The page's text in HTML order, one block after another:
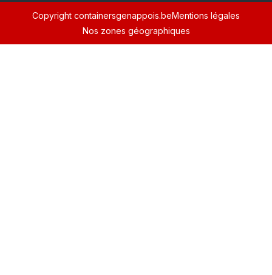
Copyright containersgenappois.beMentions légales
Nos zones géographiques